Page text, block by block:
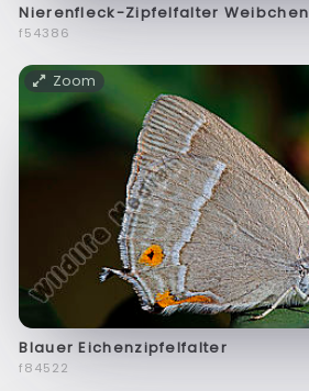
Nierenfleck-Zipfelfalter Weibchen
f54386
Zoom
Blauer Eichenzipfelfalter
f84522